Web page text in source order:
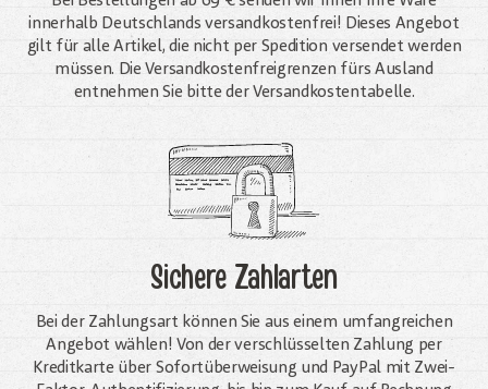
innerhalb Deutschlands versandkostenfrei! Dieses Angebot
gilt für alle Artikel, die nicht per Spedition versendet werden
müssen. Die Versandkosten­freigrenzen fürs Ausland
entnehmen Sie bitte der Versandkostentabelle.
Sichere Zahlarten
Bei der Zahlungsart können Sie aus einem umfangreichen
Angebot wählen! Von der verschlüsselten Zahlung per
Kreditkarte über Sofortüberweisung und PayPal mit Zwei-